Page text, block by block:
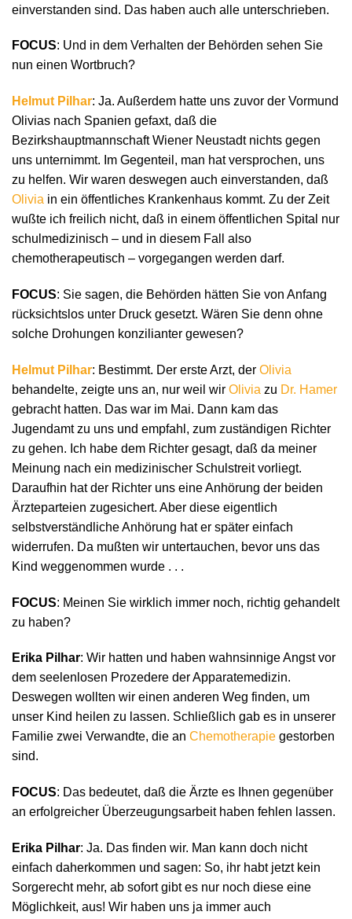
einverstanden sind. Das haben auch alle unterschrieben.
FOCUS: Und in dem Verhalten der Behörden sehen Sie
nun einen Wortbruch?
Helmut Pilhar: Ja. Außerdem hatte uns zuvor der Vormund
Olivias nach Spanien gefaxt, daß die
Bezirkshauptmannschaft Wiener Neustadt nichts gegen
uns unternimmt. Im Gegenteil, man hat versprochen, uns
zu helfen. Wir waren deswegen auch einverstanden, daß
Olivia in ein öffentliches Krankenhaus kommt. Zu der Zeit
wußte ich freilich nicht, daß in einem öffentlichen Spital nur
schulmedizinisch – und in diesem Fall also
chemotherapeutisch – vorgegangen werden darf.
FOCUS: Sie sagen, die Behörden hätten Sie von Anfang
rücksichtslos unter Druck gesetzt. Wären Sie denn ohne
solche Drohungen konzilianter gewesen?
Helmut Pilhar: Bestimmt. Der erste Arzt, der Olivia
behandelte, zeigte uns an, nur weil wir Olivia zu Dr. Hamer
gebracht hatten. Das war im Mai. Dann kam das
Jugendamt zu uns und empfahl, zum zuständigen Richter
zu gehen. Ich habe dem Richter gesagt, daß da meiner
Meinung nach ein medizinischer Schulstreit vorliegt.
Daraufhin hat der Richter uns eine Anhörung der beiden
Ärzteparteien zugesichert. Aber diese eigentlich
selbstverständliche Anhörung hat er später einfach
widerrufen. Da mußten wir untertauchen, bevor uns das
Kind weggenommen wurde . . .
FOCUS: Meinen Sie wirklich immer noch, richtig gehandelt
zu haben?
Erika Pilhar: Wir hatten und haben wahnsinnige Angst vor
dem seelenlosen Prozedere der Apparatemedizin.
Deswegen wollten wir einen anderen Weg finden, um
unser Kind heilen zu lassen. Schließlich gab es in unserer
Familie zwei Verwandte, die an Chemotherapie gestorben
sind.
FOCUS: Das bedeutet, daß die Ärzte es Ihnen gegenüber
an erfolgreicher Überzeugungsarbeit haben fehlen lassen.
Erika Pilhar: Ja. Das finden wir. Man kann doch nicht
einfach daherkommen und sagen: So, ihr habt jetzt kein
Sorgerecht mehr, ab sofort gibt es nur noch diese eine
Möglichkeit, aus! Wir haben uns ja immer auch